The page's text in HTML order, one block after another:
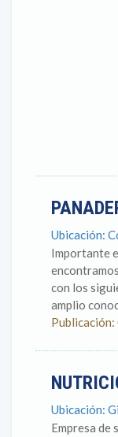
Ubicación:
Importante
con los
amplio
Ubicación:
Empresa de